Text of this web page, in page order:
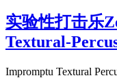
实验性打击乐
Textural-
Impromptu Textural